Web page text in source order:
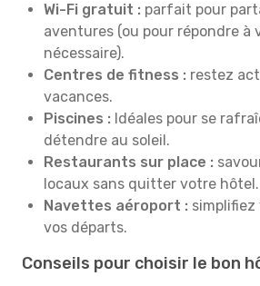
Wi-Fi gratuit : parfait pour
aventures (ou pour répondre à
nécessaire).
Centres de fitness : restez
vacances.
Piscines : Idéales pour se
détendre au soleil.
Restaurants sur place :
locaux sans quitter votre hôtel.
Navettes aéroport : simplifiez
vos départs.
Conseils pour choisir le bon